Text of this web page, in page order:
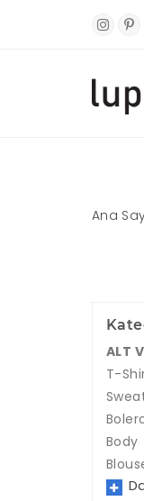
Ana
ALT
T-
Body